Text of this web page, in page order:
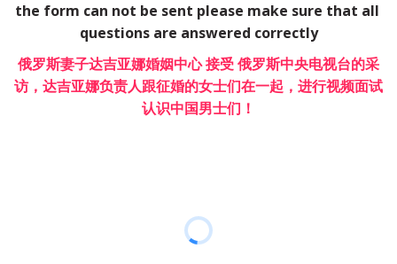
the form can not be sent please make sure that all
questions are answered correctly
俄罗斯妻子达吉亚娜婚姻中心 接受 俄罗斯中央电视台的采
访，达吉亚娜负责人跟征婚的女士们在一起，进行视频面试
认识中国男士们！